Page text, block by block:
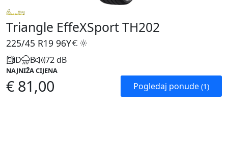
Triangle EffeXSport TH202
225/45 R19 96Y
D B 72 dB
NAJNIŽA CIJENA
€ 81,00 Pogledaj ponude (1)